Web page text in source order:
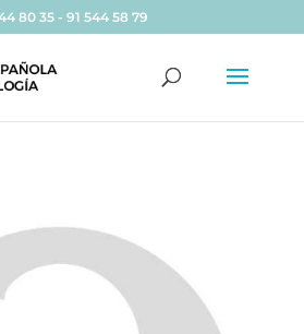
80 35 - 91 544 58 79